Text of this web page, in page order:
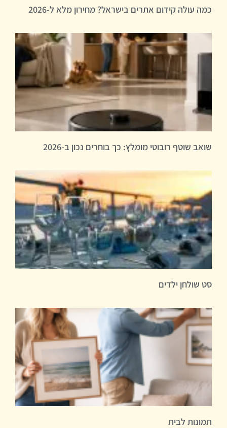
כמה עולה קידום אתרים בישראל? מחירון מלא ל-2026
שואב שוטף רובוטי מומלץ: כך בוחרים נכון ב-2026
סט שולחן ילדים
תמונות לבית